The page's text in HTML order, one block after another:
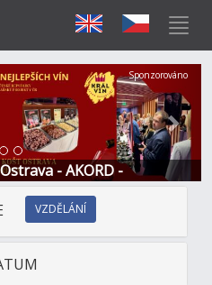
- AKORD -
Další
Sponzorováno
VZDĚLÁNÍ